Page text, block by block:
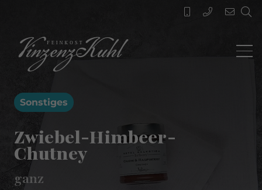
Sonstiges
Zwiebel-Himbeer-
Chutney
ganz